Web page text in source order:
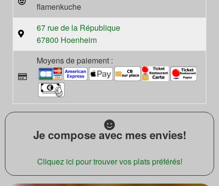
flamenkuche
67 rue de la République
67800 Hoenheim
Moyens de paiement :
Je compose avec mes envies!
Cliquez ici pour trouver vos plats préférés!